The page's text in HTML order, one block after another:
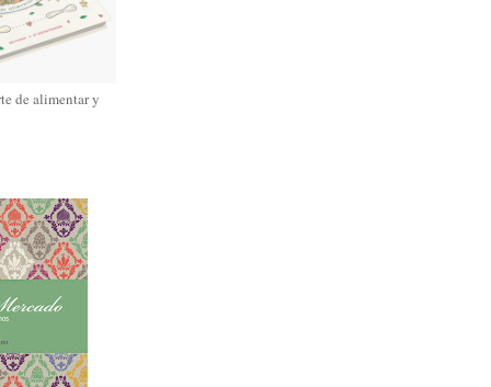
de alimentar y